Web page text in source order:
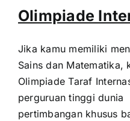
Olimpiade
Jika kamu memiliki
Sains dan Matematika,
Olimpiade Taraf
perguruan tinggi dunia
pertimbangan khusus